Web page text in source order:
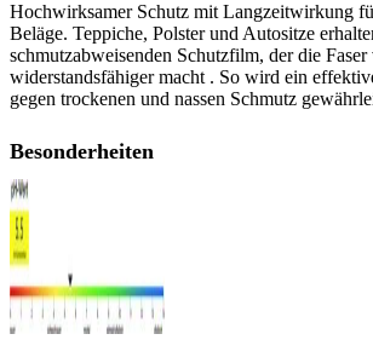
Hochwirksamer Schutz mit Langzeitwirkung
Beläge. Teppiche, Polster und Autositze
schmutzabweisenden Schutzfilm, der die Faser
widerstandsfähiger macht . So wird ein
gegen trockenen und nassen Schmutz
Besonderheiten